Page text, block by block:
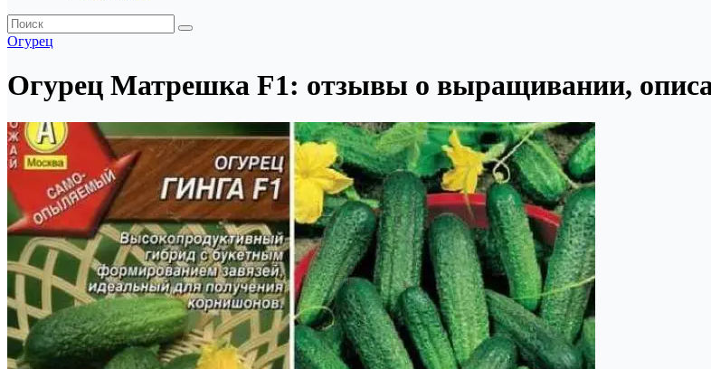
Огурец
Огурец Матрешка F1: отзывы о выращивании,